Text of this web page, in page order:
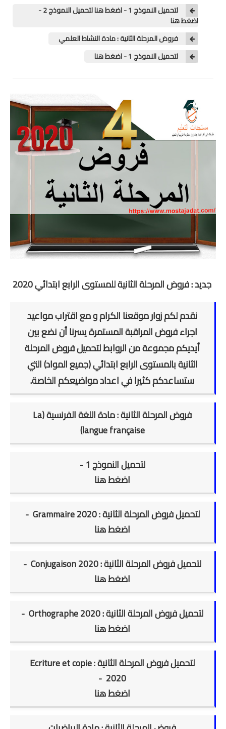
المرحلة الثالثة
الامتحان الموحد الإقليمي
وثائق الأستاذ
التوازيع السنوية
التوازيع المرحلية
دلائل بيداغوجية
وثائق الإدارة التربوية
مباريات
أطر الأكاديميات
امتحانات مهنية
باكالوريا
التعليم عن بعد
لتحميل النموذج 1 - اضغط هنا لتحميل النموذج 2 -
اضغط هنا
فروض المرحلة الثانية : مادة النشاط العلمي
لتحميل النموذج 1 - اضغط هنا
جديد : فروض المرحلة الثانية للمستوى الرابع ابتدائي 2020
نقدم لكم زوار موقعنا الكرام و مع اقتراب مواعيد
اجراء فروض المراقبة المستمرة يسرنا أن نضع بين
أيديكم مجموعة من الروابط لتحميل فروض المرحلة
الثانية بالمستوى الرابع ابتدائي (جميع المواد) التي
ستساعدكم كثيرا في اعداد مواضيعكم الخاصة.
فروض المرحلة الثانية : مادة اللغة الفرنسية (La
langue française)
لتحميل النموذج 1 -
اضغط هنا
لتحميل فروض المرحلة الثانية : Grammaire 2020 -
اضغط هنا
لتحميل فروض المرحلة الثانية : Conjugaison 2020 -
اضغط هنا
لتحميل فروض المرحلة الثانية : Orthographe 2020 -
اضغط هنا
لتحميل فروض المرحلة الثانية : Ecriture et copie
2020 -
اضغط هنا